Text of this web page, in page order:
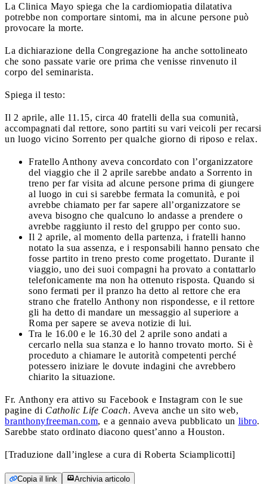
La Clinica Mayo spiega che la cardiomiopatia dilatativa
potrebbe non comportare sintomi, ma in alcune persone può
provocare la morte.
La dichiarazione della Congregazione ha anche sottolineato
che sono passate varie ore prima che venisse rinvenuto il
corpo del seminarista.
Spiega il testo:
Il 2 aprile, alle 11.15, circa 40 fratelli della sua comunità,
accompagnati dal rettore, sono partiti su vari veicoli per recarsi
un luogo vicino Sorrento per qualche giorno di riposo e relax.
Fratello Anthony aveva concordato con l’organizzatore
del viaggio che il 2 aprile sarebbe andato a Sorrento in
treno per far visita ad alcune persone prima di giungere
al luogo in cui si sarebbe fermata la comunità, e poi
avrebbe chiamato per far sapere all’organizzatore se
aveva bisogno che qualcuno lo andasse a prendere o
avrebbe raggiunto il resto del gruppo per conto suo.
Il 2 aprile, al momento della partenza, i fratelli hanno
notato la sua assenza, e i responsabili hanno pensato che
fosse partito in treno presto come progettato. Durante il
viaggio, uno dei suoi compagni ha provato a contattarlo
telefonicamente ma non ha ottenuto risposta. Quando si
sono fermati per il pranzo ha detto al rettore che era
strano che fratello Anthony non rispondesse, e il rettore
gli ha detto di mandare un messaggio al superiore a
Roma per sapere se aveva notizie di lui.
Tra le 16.00 e le 16.30 del 2 aprile sono andati a
cercarlo nella sua stanza e lo hanno trovato morto. Si è
proceduto a chiamare le autorità competenti perché
potessero iniziare le dovute indagini che avrebbero
chiarito la situazione.
Fr. Anthony era attivo su Facebook e Instagram con le sue
pagine di Catholic Life Coach. Aveva anche un sito web,
branthonyfreeman.com, e a gennaio aveva pubblicato un libro.
Sarebbe stato ordinato diacono quest’anno a Houston.
[Traduzione dall’inglese a cura di Roberta Sciamplicotti]
Copia il link Archivia articolo